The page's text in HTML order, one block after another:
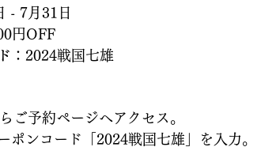
- 7月31日
円OFF
：2024戦国七雄
ご予約ページへアクセス。
ポンコード「2024戦国七雄」を入力。